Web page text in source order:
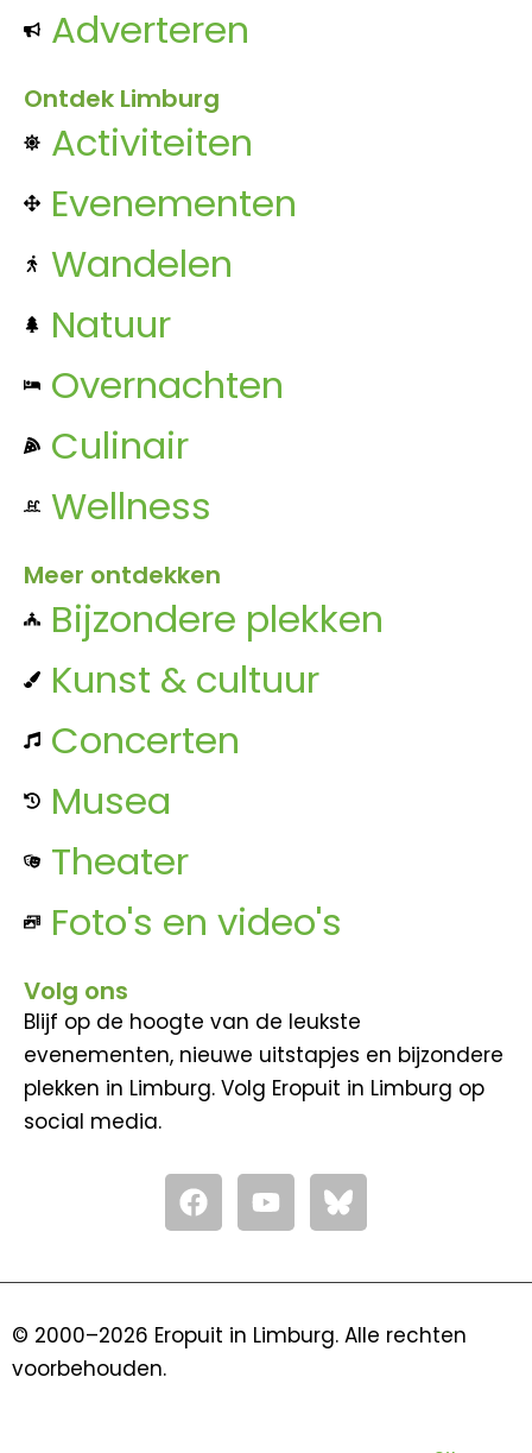
Adverteren
Ontdek Limburg
Activiteiten
Evenementen
Wandelen
Natuur
Overnachten
Culinair
Wellness
Meer ontdekken
Bijzondere plekken
Kunst & cultuur
Concerten
Musea
Theater
Foto's en video's
Volg ons
Blijf op de hoogte van de leukste
evenementen, nieuwe uitstapjes en bijzondere
plekken in Limburg. Volg Eropuit in Limburg op
social media.
F
a
c
o
Y
o
u
b
© 2000–2026 Eropuit in Limburg. Alle rechten
voorbehouden.